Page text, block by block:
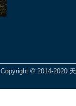
Copyright © 2014-2020